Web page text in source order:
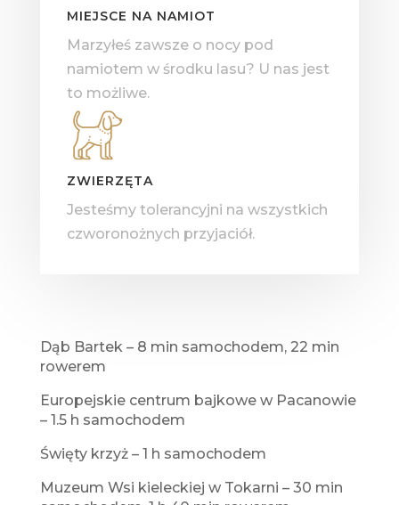
MIEJSCE NA NAMIOT
Marzyłeś zawsze o nocy pod
namiotem w środku lasu? U nas jest
to możliwe.
ZWIERZĘTA
Jesteśmy tolerancyjni na wszystkich
czworonożnych przyjaciół.
Dąb Bartek – 8 min samochodem, 22 min
rowerem
Europejskie centrum bajkowe w Pacanowie
– 1.5 h samochodem
Święty krzyż – 1 h samochodem
Muzeum Wsi kieleckiej w Tokarni – 30 min